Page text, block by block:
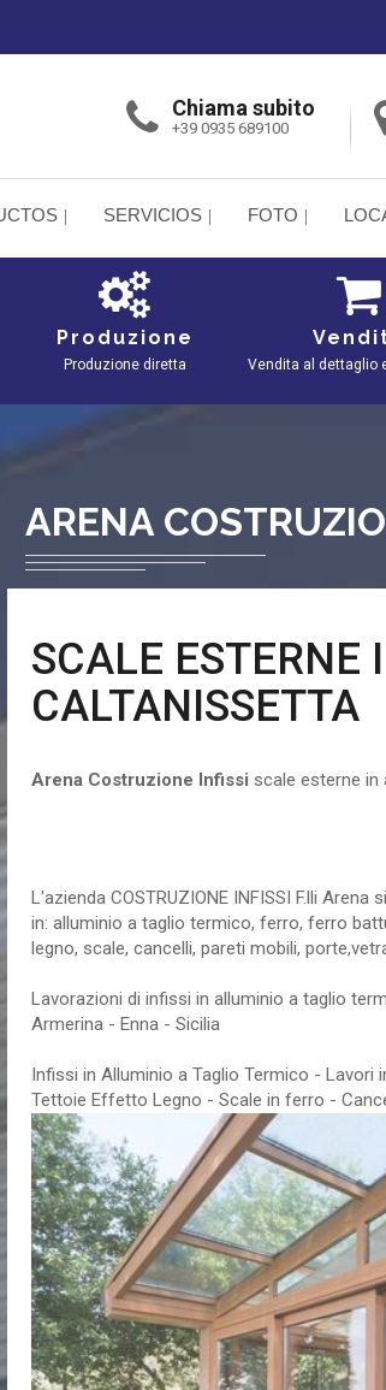
Chiama subito
+39 0935 689100
SERVICIOS FOTO
Produzione
Produzione diretta Vendita al dettaglio
ARENA
SCALE ESTERNE
CALTANISSETTA
Arena Costruzione Infissi scale esterne
L'azienda COSTRUZIONE INFISSI F.lli
in: alluminio a taglio termico, ferro, ferro
legno, scale, cancelli, pareti mobili,
Lavorazioni di infissi in alluminio a taglio
Armerina - Enna - Sicilia
Infissi in Alluminio a Taglio Termico -
Tettoie Effetto Legno - Scale in ferro -